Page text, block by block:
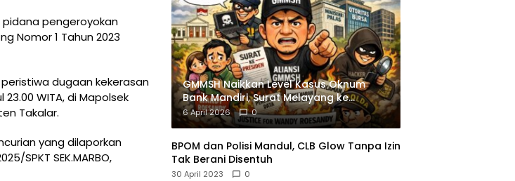
pidana pengeroyokan
Nomor 1 Tahun 2023
dugaan kekerasan
WITA, di Mapolsek
Takalar.
yang dilaporkan
SPKT SEK.MARBO,
GMMSH Naikkan Level Kasus Oknum
Bank Mandiri, Surat Melayang ke
Presiden
6 April 2026 0
BPOM dan Polisi Mandul, CLB Glow Tanpa Izin
Tak Berani Disentuh
30 April 2023 0